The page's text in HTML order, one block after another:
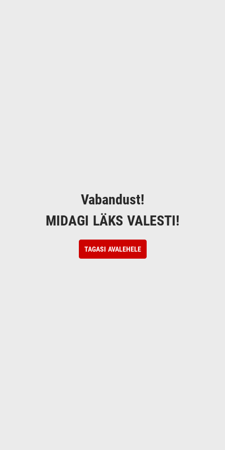
Vabandust!
MIDAGI LÄKS VALESTI!
TAGASI AVALEHELE